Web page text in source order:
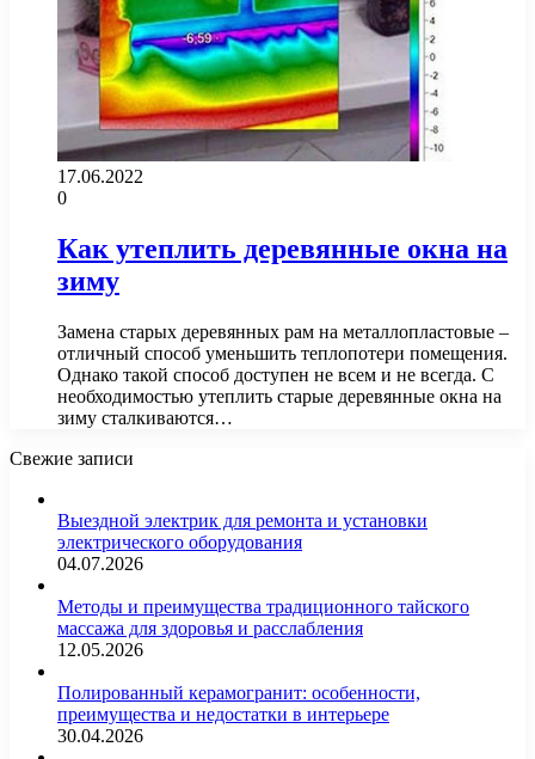
17.06.2022
0
Как утеплить деревянные окна на
зиму
Замена старых деревянных рам на металлопластовые –
отличный способ уменьшить теплопотери помещения.
Однако такой способ доступен не всем и не всегда. С
необходимостью утеплить старые деревянные окна на
зиму сталкиваются…
Свежие записи
Выездной электрик для ремонта и установки
электрического оборудования
04.07.2026
Методы и преимущества традиционного тайского
массажа для здоровья и расслабления
12.05.2026
Полированный керамогранит: особенности,
преимущества и недостатки в интерьере
30.04.2026